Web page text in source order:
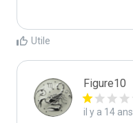
Utile
Figure10
il y a 14 ans